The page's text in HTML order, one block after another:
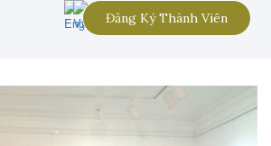
Đăng Ký Thành Viên